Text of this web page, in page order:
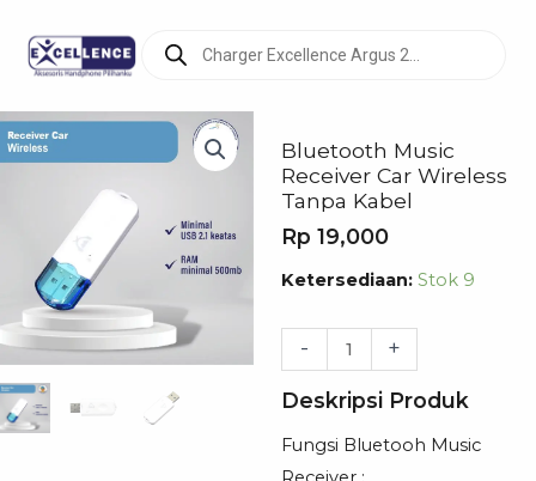
search
Bluetooth Music
Receiver Car Wireless
Tanpa Kabel
Rp 19,000
Ketersediaan: Stok 9
-
Kuantitas
Music
Receiver
Car
Wireless
Tanpa
+
Deskripsi Produk
Fungsi Bluetooh Music